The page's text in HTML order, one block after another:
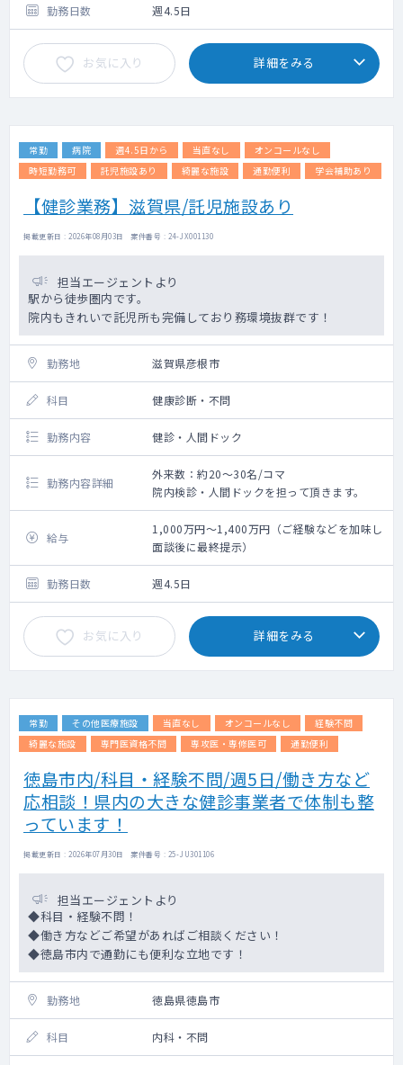
勤務日数 週4.5日
お気に入り 詳細をみる
常勤 病院 週4.5日から 当直なし
オンコールなし
時短勤務可
託児施設あり 綺麗な施設 通勤便利 学会補助あり
【健診業務】滋賀県/託児施設あり
掲載更新日 : 2026年08月03日 案件番号 : 24-JX001130
担当エージェントより
駅から徒歩圏内です。
院内もきれいで託児所も完備しており務環境抜群です！
勤務地 滋賀県彦根市
科目 健康診断・不問
勤務内容 健診・人間ドック
勤務内容詳細
外来数：約20～30名/コマ
院内検診・人間ドックを担って頂きます。
給与
1,000万円～1,400万円（ご経験などを加味し
面談後に最終提示）
勤務日数 週4.5日
お気に入り 詳細をみる
常勤 その他医療施設 当直なし オンコールなし
経験不問
綺麗な施設
専門医資格不問 専攻医・専修医可 通勤便利
徳島市内/科目・経験不問/週5日/働き方など
応相談！県内の大きな健診事業者で体制も整
っています！
掲載更新日 : 2026年07月30日 案件番号 : 25-JU301106
担当エージェントより
◆科目・経験不問！
◆働き方などご希望があればご相談ください！
◆徳島市内で通勤にも便利な立地です！
勤務地 徳島県徳島市
科目 内科・不問